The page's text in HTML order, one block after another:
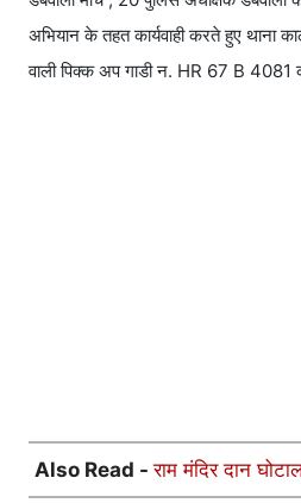
अभियान के तहत कार्यवाही करते हुए थाना
वाली पिक्क अप गाडी न. HR 67 B 4081
Also Read -राम मंदिर दान